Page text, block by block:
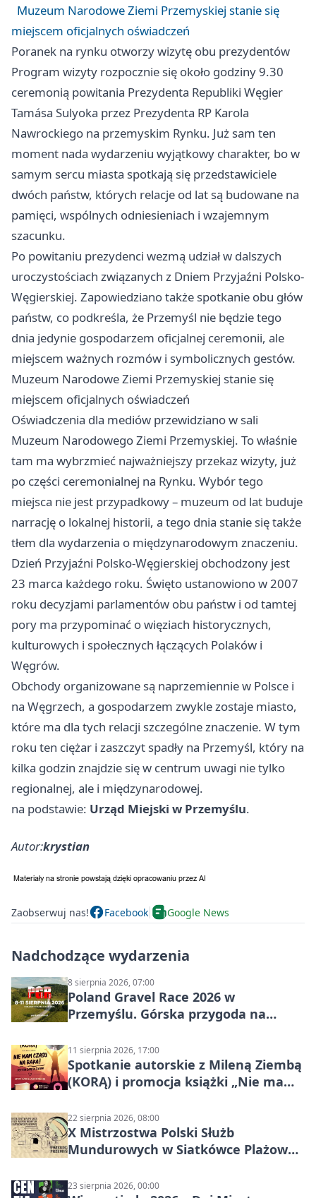
Muzeum Narodowe Ziemi Przemyskiej stanie się
miejscem oficjalnych oświadczeń
Poranek na rynku otworzy wizytę obu prezydentów
Program wizyty rozpocznie się około godziny 9.30
ceremonią powitania Prezydenta Republiki Węgier
Tamása Sulyoka przez Prezydenta RP Karola
Nawrockiego na przemyskim Rynku. Już sam ten
moment nada wydarzeniu wyjątkowy charakter, bo w
samym sercu miasta spotkają się przedstawiciele
dwóch państw, których relacje od lat są budowane na
pamięci, wspólnych odniesieniach i wzajemnym
szacunku.
Po powitaniu prezydenci wezmą udział w dalszych
uroczystościach związanych z Dniem Przyjaźni Polsko-
Węgierskiej. Zapowiedziano także spotkanie obu głów
państw, co podkreśla, że Przemyśl nie będzie tego
dnia jedynie gospodarzem oficjalnej ceremonii, ale
miejscem ważnych rozmów i symbolicznych gestów.
Muzeum Narodowe Ziemi Przemyskiej stanie się
miejscem oficjalnych oświadczeń
Oświadczenia dla mediów przewidziano w sali
Muzeum Narodowego Ziemi Przemyskiej. To właśnie
tam ma wybrzmieć najważniejszy przekaz wizyty, już
po części ceremonialnej na Rynku. Wybór tego
miejsca nie jest przypadkowy – muzeum od lat buduje
narrację o lokalnej historii, a tego dnia stanie się także
tłem dla wydarzenia o międzynarodowym znaczeniu.
Dzień Przyjaźni Polsko-Węgierskiej obchodzony jest
23 marca każdego roku. Święto ustanowiono w 2007
roku decyzjami parlamentów obu państw i od tamtej
pory ma przypominać o więziach historycznych,
kulturowych i społecznych łączących Polaków i
Węgrów.
Obchody organizowane są naprzemiennie w Polsce i
na Węgrzech, a gospodarzem zwykle zostaje miasto,
które ma dla tych relacji szczególne znaczenie. W tym
roku ten ciężar i zaszczyt spadły na Przemyśl, który na
kilka godzin znajdzie się w centrum uwagi nie tylko
regionalnej, ale i międzynarodowej.
na podstawie: Urząd Miejski w Przemyślu.
Autor:krystian
Zaobserwuj nas! Facebook Google News
Nadchodzące wydarzenia
8 sierpnia 2026, 07:00
Poland Gravel Race 2026 w
Przemyślu. Górska przygoda na
11 sierpnia 2026, 17:00
Spotkanie autorskie z Mileną Ziembą
(KORĄ) i promocja książki „Nie mam
22 sierpnia 2026, 08:00
X Mistrzostwa Polski Służb
Mundurowych w Siatkówce Plażowej
23 sierpnia 2026, 00:00